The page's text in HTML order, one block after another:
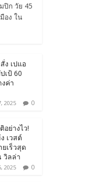
ปิก วัย 45
อง ใน
ง เปแอ
เป้ 60
ค่า
2025 0
อย่างไว!
เวสต์
เร็วสุด
วิลล่า
2025 0